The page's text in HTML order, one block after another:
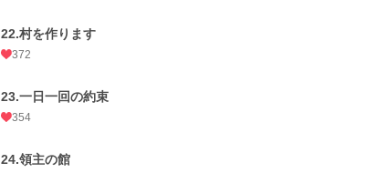
22.村を作ります
372
23.一日一回の約束
354
24.領主の館